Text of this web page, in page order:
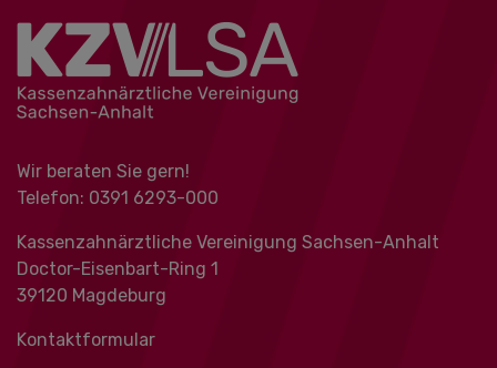
Wir beraten Sie gern!
Telefon: 0391 ‍6293-000
Kassenzahnärztliche Vereinigung Sachsen-Anhalt
Doctor-Eisenbart-Ring 1
39120 Magdeburg
Kontaktformular